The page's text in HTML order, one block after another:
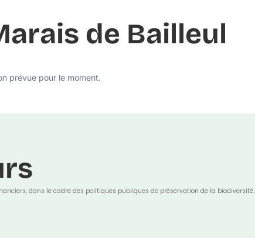
de Bailleul
prévue pour le moment.
dans le cadre des politiques publiques de préservation de la biodiversité.